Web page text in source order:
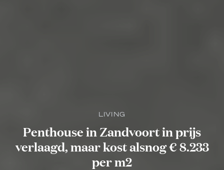
LIVING
Penthouse in Zandvoort in prijs
verlaagd, maar kost alsnog € 8.233
per m2